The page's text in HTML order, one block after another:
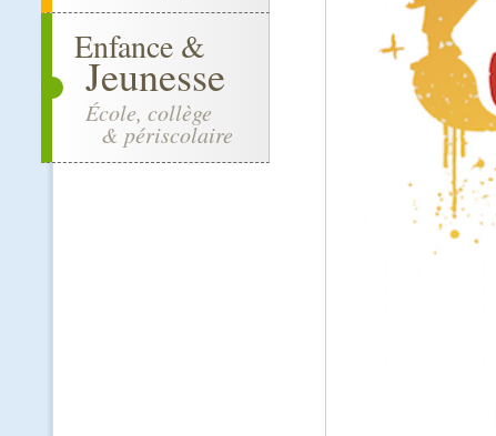
Enfance &
Jeunesse
École, collège
& périscolaire